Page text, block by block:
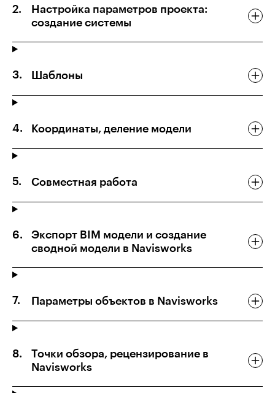
Настройка параметров проекта:
создание системы
Шаблоны
Координаты, деление модели
Совместная работа
Экспорт BIM модели и создание
сводной модели в Navisworks
Параметры объектов в Navisworks
Точки обзора, рецензирование в
Navisworks